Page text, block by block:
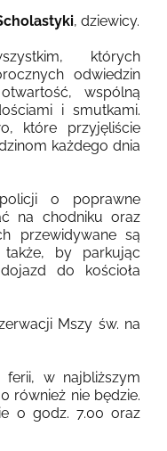
, dziewicy.
których
odwiedzin
wspólną
i smutkami.
które przyjęliście
każdego dnia
o poprawne
na chodniku oraz
przewidywane są
także, by parkując
do kościoła
Mszy św. na
w najbliższym
również nie będzie.
o godz. 7.00 oraz